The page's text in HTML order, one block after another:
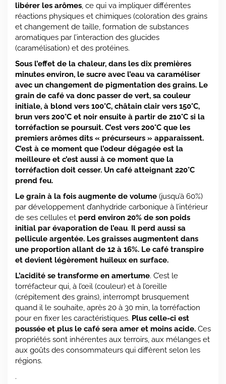
libérer les arômes, ce qui va impliquer différentes
réactions physiques et chimiques (coloration des grains
et changement de taille, formation de substances
aromatiques par l’interaction des glucides
(caramélisation) et des protéines.
Sous l’effet de la chaleur, dans les dix premières
minutes environ, le sucre avec l’eau va caraméliser
avec un changement de pigmentation des grains. Le
grain de café va donc passer de vert, sa couleur
initiale, à blond vers 100°C, châtain clair vers 150°C,
brun vers 200°C et noir ensuite à partir de 210°C si la
torréfaction se poursuit. C’est vers 200°C que les
premiers arômes dits « précurseurs » apparaissent.
C’est à ce moment que l’odeur dégagée est la
meilleure et c’est aussi à ce moment que la
torréfaction doit cesser. Un café atteignant 220°C
prend feu.
Le grain à la fois augmente de volume (jusqu’à 60%)
par développement d’anhydride carbonique à l’intérieur
de ses cellules et perd environ 20% de son poids
initial par évaporation de l’eau. Il perd aussi sa
pellicule argentée. Les graisses augmentent dans
une proportion allant de 12 à 16%. Le café transpire
et devient légèrement huileux en surface.
L’acidité se transforme en amertume. C’est le
torréfacteur qui, à l’œil (couleur) et à l’oreille
(crépitement des grains), interrompt brusquement
quand il le souhaite, après 20 à 30 min, la torréfaction
pour en fixer les caractéristiques. Plus celle-ci est
poussée et plus le café sera amer et moins acide. Ces
propriétés sont inhérentes aux terroirs, aux mélanges et
aux goûts des consommateurs qui diffèrent selon les
régions.
.